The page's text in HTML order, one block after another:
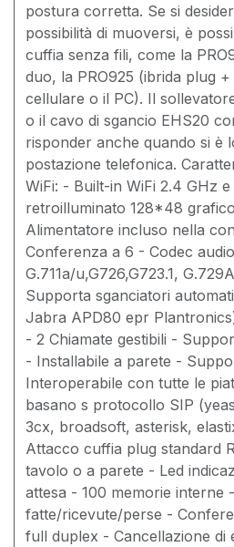
postura corretta. Se si
possibilità di muoversi, è
cuffia senza fili, come la
duo, la PRO925 (ibrida plug
cellulare o il PC). Il
o il cavo di sgancio EHS20
risponder anche quando si è
postazione telefonica.
WiFi: - Built-in WiFi 2.4 GHz
retroilluminato 128*48
Alimentatore incluso nella
Conferenza a 6 - Codec audio
G.711a/u,G726,G723.1,
Supporta sganciatori
Jabra APD80 epr
- 2 Chiamate gestibili -
- Installabile a parete -
Interoperabile con tutte le
basano s protocollo SIP
3cx, broadsoft, asterisk,
Attacco cuffia plug standard
tavolo o a parete - Led
attesa - 100 memorie interne
fatte/ricevute/perse -
full duplex - Cancellazione di